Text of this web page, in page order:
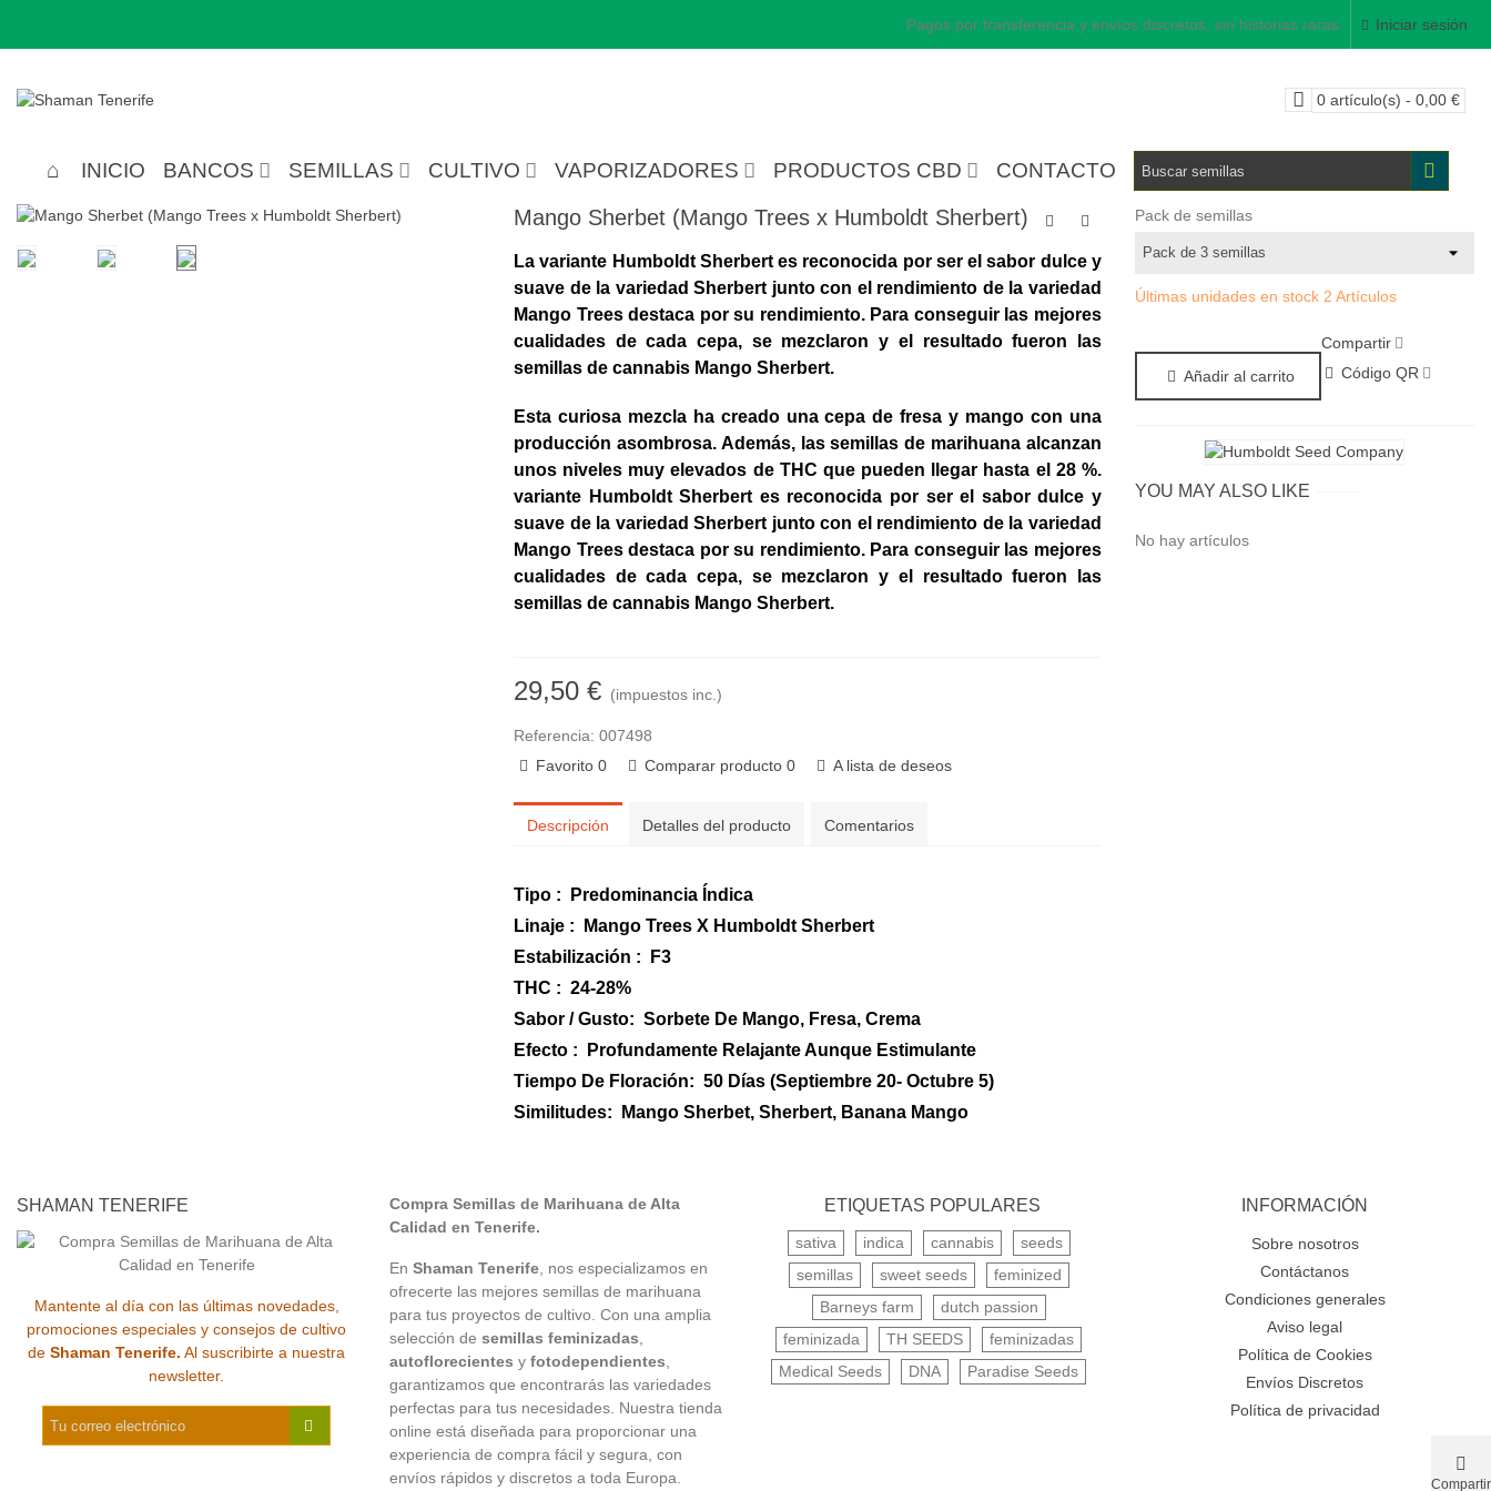
Pagos por transferencia y envíos discretos, sin historias raras. Iniciar sesión
0 artículo(s) - 0,00 €
INICIO BANCOS SEMILLAS CULTIVO VAPORIZADORES PRODUCTOS CBD CONTACTO
Mango Sherbet (Mango Trees x Humboldt Sherbert)
La variante Humboldt Sherbert es reconocida por ser el sabor dulce y
suave de la variedad Sherbert junto con el rendimiento de la variedad
Mango Trees destaca por su rendimiento. Para conseguir las mejores
cualidades de cada cepa, se mezclaron y el resultado fueron las
semillas de cannabis Mango Sherbert.
Esta curiosa mezcla ha creado una cepa de fresa y mango con una
producción asombrosa. Además, las semillas de marihuana alcanzan
unos niveles muy elevados de THC que pueden llegar hasta el 28 %.
variante Humboldt Sherbert es reconocida por ser el sabor dulce y
suave de la variedad Sherbert junto con el rendimiento de la variedad
Mango Trees destaca por su rendimiento. Para conseguir las mejores
cualidades de cada cepa, se mezclaron y el resultado fueron las
semillas de cannabis Mango Sherbert.
29,50 € (impuestos inc.)
Referencia: 007498
Favorito 0 Comparar producto 0 A lista de deseos
Descripción Detalles del producto Comentarios
Tipo :
Predominancia Índica
Linaje :
Mango Trees X Humboldt Sherbert
Estabilización :
F3
THC : 24-28%
Sabor / Gusto: Sorbete De Mango, Fresa, Crema
Efecto :
Profundamente Relajante Aunque Estimulante
Tiempo De Floración: 50 Días (Septiembre 20- Octubre 5)
Similitudes:
Mango Sherbet, Sherbert, Banana Mango
Pack de semillas
Últimas unidades en stock 2 Artículos
Añadir al carrito
Compartir
Código QR
YOU MAY ALSO LIKE
No hay artículos
SHAMAN TENERIFE
Mantente al día con las últimas novedades,
promociones especiales y consejos de cultivo
de Shaman Tenerife. Al suscribirte a nuestra
newsletter.
Compra Semillas de Marihuana de Alta
Calidad en Tenerife.
En Shaman Tenerife , nos especializamos en
ofrecerte las mejores semillas de marihuana
para tus proyectos de cultivo. Con una amplia
selección de semillas feminizadas
autoflorecientes y fotodependientes
garantizamos que encontrarás las variedades
perfectas para tus necesidades. Nuestra tienda
online está diseñada para proporcionar una
experiencia de compra fácil y segura, con
envíos rápidos y discretos a toda Europa.
ETIQUETAS POPULARES
sativa indica cannabis
seeds
semillas
sweet seeds
feminized
Barneys farm
dutch passion
feminizada
TH SEEDS
feminizadas
Medical Seeds
DNA Paradise Seeds
INFORMACIÓN
Sobre nosotros
Contáctanos
Condiciones generales
Aviso legal
Política de Cookies
Envíos Discretos
Política de privacidad
Compartir